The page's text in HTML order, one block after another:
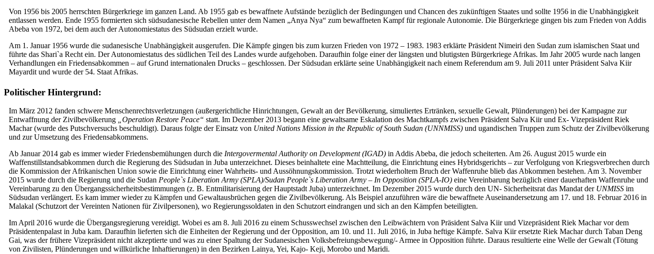
Von 1956 bis 2005 herrschten Bürgerkriege im ganzen Land. Ab 1955 gab es bewaffnete Aufstände bezüglich der Bedingungen und Chancen des zukünftigen Staates und sollte 1956 in die Unabhängigkeit
entlassen werden. Ende 1955 formierten sich südsudanesische Rebellen unter dem Namen „Anya Nya“ zum bewaffneten Kampf für regionale Autonomie. Die Bürgerkriege gingen bis zum Frieden von Addis
Abeba von 1972, bei dem auch der Autonomiestatus des Südsudan erzielt wurde.
Am 1. Januar 1956 wurde die sudanesische Unabhängigkeit ausgerufen. Die Kämpfe gingen bis zum kurzen Frieden von 1972 – 1983. 1983 erklärte Präsident Nimeiri den Sudan zum islamischen Staat und
führte das Shari`a Recht ein. Der Autonomiestatus des südlichen Teil des Landes wurde aufgehoben. Daraufhin folge einer der längsten und blutigsten Bürgerkriege Afrikas. Im Jahr 2005 wurde nach langen
Verhandlungen ein Friedensabkommen – auf Grund internationalen Drucks – geschlossen. Der Südsudan erklärte seine Unabhängigkeit nach einem Referendum am 9. Juli 2011 unter Präsident Salva Kiir
Mayardit und wurde der 54. Staat Afrikas.
Politischer Hintergrund:
Im März 2012 fanden schwere Menschenrechtsverletzungen (außergerichtliche Hinrichtungen, Gewalt an der Bevölkerung, simuliertes Ertränken, sexuelle Gewalt, Plünderungen) bei der Kampagne zur
Entwaffnung der Zivilbevölkerung
„Operation Restore Peace“ statt. Im Dezember 2013 begann eine gewaltsame Eskalation des Machtkampfs zwischen Präsident Salva Kiir und Ex- Vizepräsident Riek
Machar (wurde des Putschversuchs beschuldigt). Daraus folgte der Einsatz von United Nations Mission in the Republic of South Sudan (UNNMISS) und ugandischen Truppen zum Schutz der Zivilbevölkerung
und zur Umsetzung des Friedensabkommens.
Ab Januar 2014 gab es immer wieder Friedensbemühungen durch die Intergovermental Authority on Development (IGAD) in Addis Abeba, die jedoch scheiterten. Am 26. August 2015 wurde ein
Waffenstillstandsabkommen durch die Regierung des Südsudan in Juba unterzeichnet. Dieses beinhaltete eine Machtteilung, die Einrichtung eines Hybridsgerichts – zur Verfolgung von Kriegsverbrechen durch
die Kommission der Afrikanischen Union sowie die Einrichtung einer Wahrheits- und Aussöhnungskommission. Trotzt wiederholtem Bruch der Waffenruhe blieb das Abkommen bestehen. Am 3. November
2015 wurde durch die Regierung und die Sudan People`s Liberation Army (SPLA)/Sudan People`s Liberation Army – In Opposition (SPLA-IO) eine Vereinbarung bezüglich einer dauerhaften Waffenruhe und
Vereinbarung zu den Übergangssicherheitsbestimmungen (z. B. Entmilitarisierung der Hauptstadt Juba) unterzeichnet. Im Dezember 2015 wurde durch den UN- Sicherheitsrat das Mandat der UNMISS im
Südsudan verlängert. Es kam immer wieder zu Kämpfen und Gewaltausbrüchen gegen die Zivilbevölkerung. Als Beispiel anzuführen wäre die bewaffnete Auseinandersetzung am 17. und 18. Februar 2016 in
Malakal (Schutzort der Vereinten Nationen für Zivilpersonen), wo Regierungssoldaten in den Schutzort eindrangen und sich an den Kämpfen beteiligten.
Im April 2016 wurde die Übergangsregierung vereidigt. Wobei es am 8. Juli 2016 zu einem Schusswechsel zwischen den Leibwächtern von Präsident Salva Kiir und Vizepräsident Riek Machar vor dem
Präsidentenpalast in Juba kam. Daraufhin lieferten sich die Einheiten der Regierung und der Opposition, am 10. und 11. Juli 2016, in Juba heftige Kämpfe. Salva Kiir ersetzte Riek Machar durch Taban Deng
Gai, was der frühere Vizepräsident nicht akzeptierte und was zu einer Spaltung der Sudanesischen Volksbefreiungsbewegung/- Armee in Opposition führte. Daraus resultierte eine Welle der Gewalt (Tötung
von Zivilisten, Plünderungen und willkürliche Inhaftierungen) in den Bezirken Lainya, Yei, Kajo- Keji, Morobo und Maridi.